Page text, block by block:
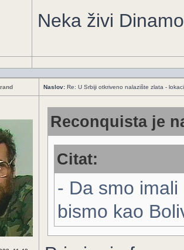
Neka živi
Naslov: Re: U Srbiji otkriveno nalazište zlata -
Reconquista je
Citat:
- Da smo
bismo kao